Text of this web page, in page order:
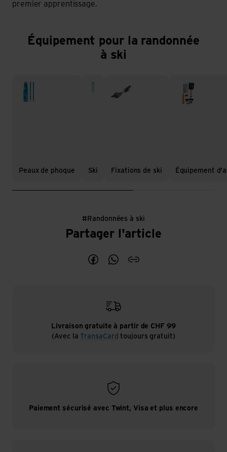
premier apprentissage.
Équipement pour la randonnée
à ski
Peaux de phoque
Peaux de phoque
Ski
Ski
Fixations de ski Équipement
Équipement
#Randonnées à ski
Partager l'article
Livraison gratuite à partir de CHF 99
(Avec la TransaCard toujours gratuit)
Paiement sécurisé avec Twint, Visa et plus encore